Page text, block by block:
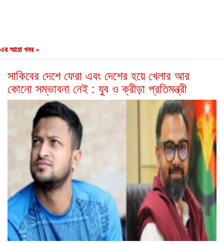
এর আরো খবর »
সাকিবের দেশে ফেরা এবং দেশের হয়ে খেলার আর
কোনো সম্ভাবনা নেই : যুব ও ক্রীড়া প্রতিমন্ত্রী